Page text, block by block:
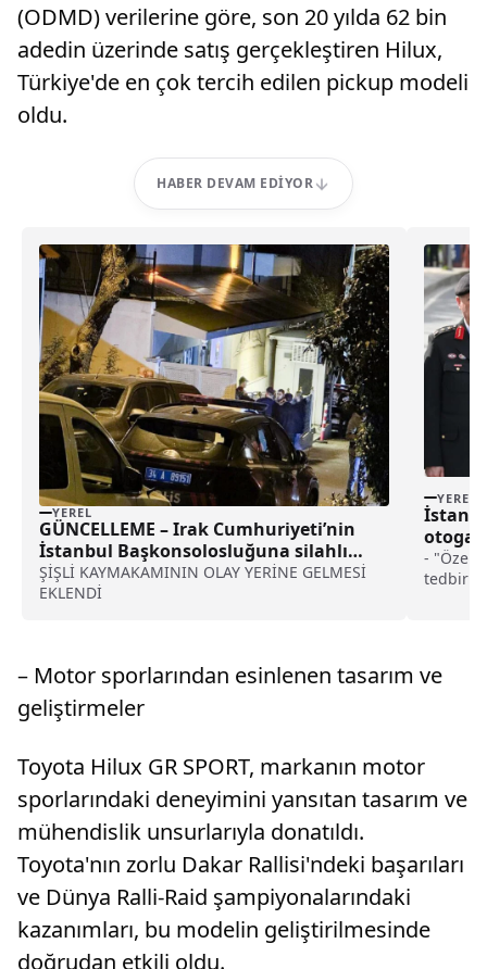
(ODMD) verilerine göre, son 20 yılda 62 bin
adedin üzerinde satış gerçekleştiren Hilux,
Türkiye'de en çok tercih edilen pickup modeli
oldu.
HABER DEVAM EDIYOR
YEREL
GÜNCELLEME – Irak Cumhuriyeti’nin
İstanbul Başkonsolosluğuna silahlı
saldırı haberi
ŞİŞLİ KAYMAKAMININ OLAY YERİNE GELMESİ
EKLENDİ
YEREL
haberi
-
– Motor sporlarından esinlenen tasarım ve
geliştirmeler
Toyota Hilux GR SPORT, markanın motor
sporlarındaki deneyimini yansıtan tasarım ve
mühendislik unsurlarıyla donatıldı.
Toyota'nın zorlu Dakar Rallisi'ndeki başarıları
ve Dünya Ralli-Raid şampiyonalarındaki
kazanımları, bu modelin geliştirilmesinde
doğrudan etkili oldu.